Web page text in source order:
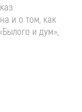
и о том, как
и дум»,